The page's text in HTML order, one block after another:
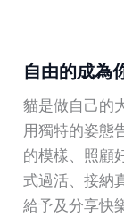
自由的成為
貓是做自己的
用獨特的姿態
的模樣、照顧
式過活、接納
給予及分享快